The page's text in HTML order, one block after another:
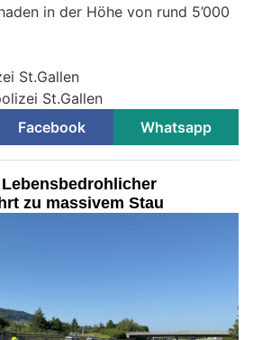
in der Höhe von rund 5’000
St.Gallen
St.Gallen
Facebook Whatsapp
zu massivem Stau